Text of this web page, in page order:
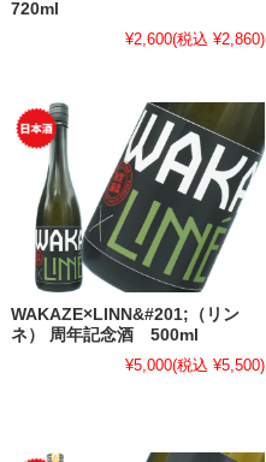
720ml
¥2,600(税込 ¥2,860)
WAKAZE×LINN&#201;（リン
ネ） 周年記念酒 500ml
¥5,000(税込 ¥5,500)